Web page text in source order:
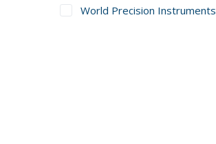
World Precision Instruments